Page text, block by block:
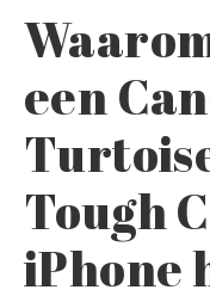
een
Tough
iPhone